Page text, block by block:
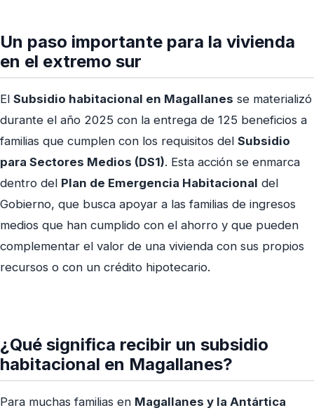
Un paso importante para la vivienda
en el extremo sur
El Subsidio habitacional en Magallanes se materializó
durante el año 2025 con la entrega de 125 beneficios a
familias que cumplen con los requisitos del Subsidio
para Sectores Medios (DS1). Esta acción se enmarca
dentro del Plan de Emergencia Habitacional del
Gobierno, que busca apoyar a las familias de ingresos
medios que han cumplido con el ahorro y que pueden
complementar el valor de una vivienda con sus propios
recursos o con un crédito hipotecario.
¿Qué significa recibir un subsidio
habitacional en Magallanes?
Para muchas familias en Magallanes y la Antártica